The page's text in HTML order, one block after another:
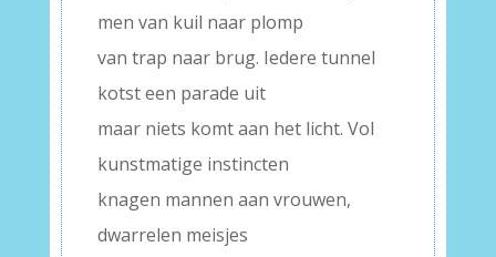
men van kuil naar plomp
van trap naar brug. Iedere tunnel
kotst een parade uit
maar niets komt aan het licht. Vol
kunstmatige instincten
knagen mannen aan vrouwen,
dwarrelen meisjes